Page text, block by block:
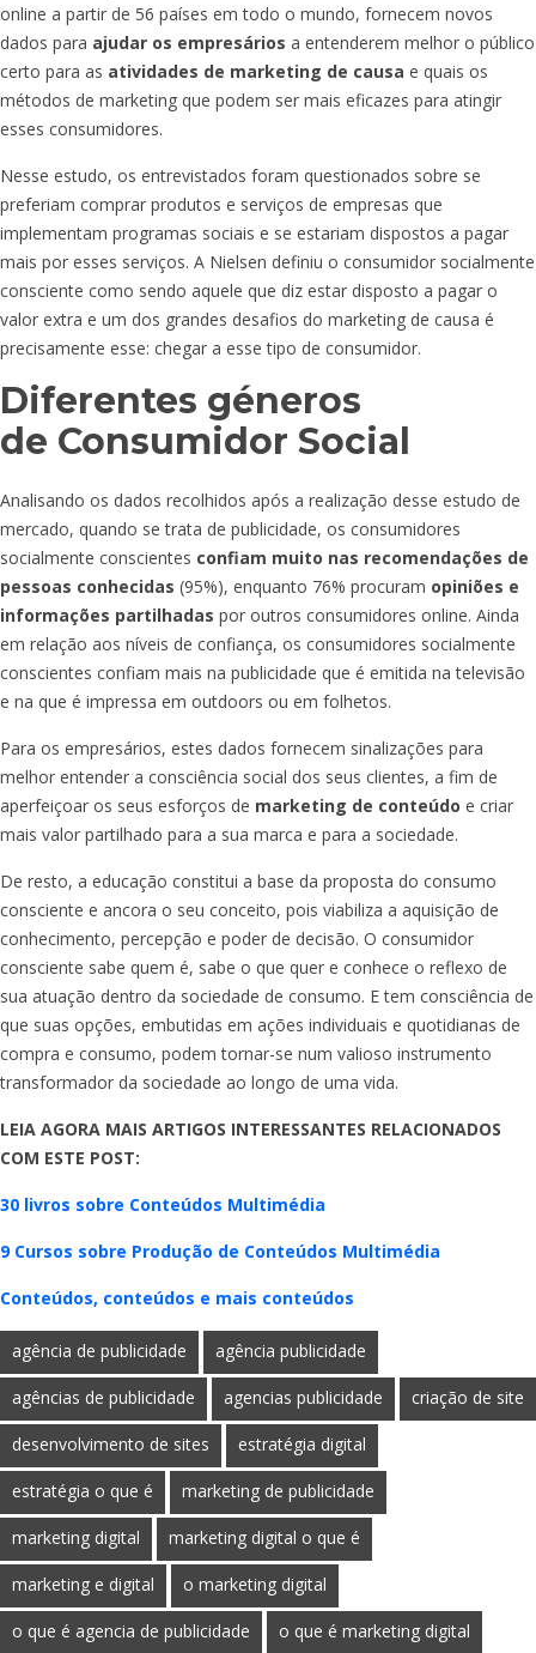
online a partir de 56 países em todo o mundo, fornecem novos
dados para ajudar os empresários a entenderem melhor o público
certo para as atividades de marketing de causa e quais os
métodos de marketing que podem ser mais eficazes para atingir
esses consumidores.
Nesse estudo, os entrevistados foram questionados sobre se
preferiam comprar produtos e serviços de empresas que
implementam programas sociais e se estariam dispostos a pagar
mais por esses serviços. A Nielsen definiu o consumidor socialmente
consciente como sendo aquele que diz estar disposto a pagar o
valor extra e um dos grandes desafios do marketing de causa é
precisamente esse: chegar a esse tipo de consumidor.
Diferentes géneros
de Consumidor Social
Analisando os dados recolhidos após a realização desse estudo de
mercado, quando se trata de publicidade, os consumidores
socialmente conscientes confiam muito nas recomendações de
pessoas conhecidas (95%), enquanto 76% procuram opiniões e
informações partilhadas por outros consumidores online. Ainda
em relação aos níveis de confiança, os consumidores socialmente
conscientes confiam mais na publicidade que é emitida na televisão
e na que é impressa em outdoors ou em folhetos.
Para os empresários, estes dados fornecem sinalizações para
melhor entender a consciência social dos seus clientes, a fim de
aperfeiçoar os seus esforços de marketing de conteúdo e criar
mais valor partilhado para a sua marca e para a sociedade.
De resto, a educação constitui a base da proposta do consumo
consciente e ancora o seu conceito, pois viabiliza a aquisição de
conhecimento, percepção e poder de decisão. O consumidor
consciente sabe quem é, sabe o que quer e conhece o reflexo de
sua atuação dentro da sociedade de consumo. E tem consciência de
que suas opções, embutidas em ações individuais e quotidianas de
compra e consumo, podem tornar-se num valioso instrumento
transformador da sociedade ao longo de uma vida.
LEIA AGORA MAIS ARTIGOS INTERESSANTES RELACIONADOS
COM ESTE POST:
30 livros sobre Conteúdos Multimédia
9 Cursos sobre Produção de Conteúdos Multimédia
Conteúdos, conteúdos e mais conteúdos
agência de publicidade agência publicidade
agências de publicidade agencias publicidade criação de site
desenvolvimento de sites estratégia digital
estratégia o que é marketing de publicidade
marketing digital marketing digital o que é
marketing e digital o marketing digital
o que é agencia de publicidade o que é marketing digital